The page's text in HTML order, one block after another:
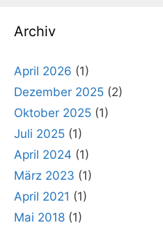
Archiv
April 2026 (1)
Dezember 2025 (2)
Oktober 2025 (1)
Juli 2025 (1)
April 2024 (1)
März 2023 (1)
April 2021 (1)
Mai 2018 (1)